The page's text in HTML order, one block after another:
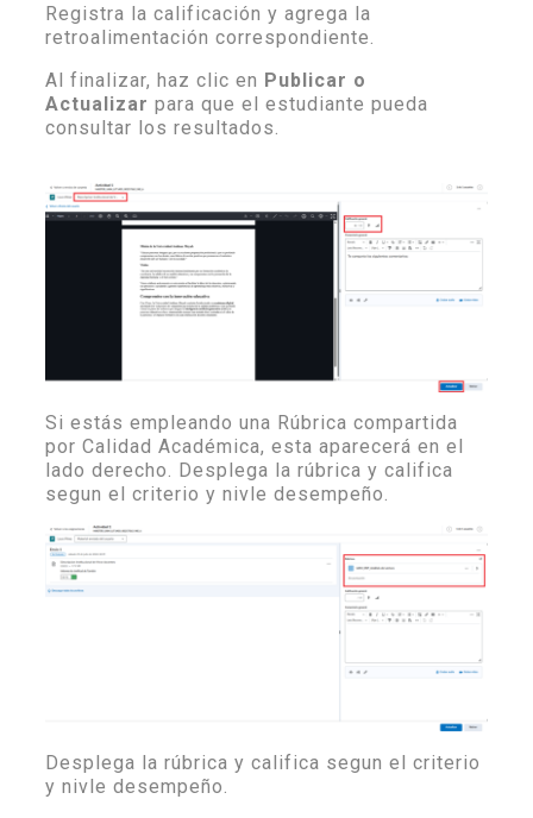
Registra la calificación y agrega la
retroalimentación correspondiente.
Al finalizar, haz clic en Publicar o
Actualizar para que el estudiante pueda
consultar los resultados.
Si estás empleando una Rúbrica compartida
por Calidad Académica, esta aparecerá en el
lado derecho. Desplega la rúbrica y califica
segun el criterio y nivle desempeño.
Desplega la rúbrica y califica segun el criterio
y nivle desempeño.